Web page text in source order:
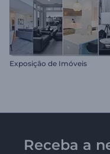
Exposição de Imóveis
Receba a